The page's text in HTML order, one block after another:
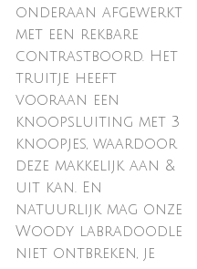
onderaan afgewerkt
met een rekbare
contrastboord. Het
truitje heeft
vooraan een
knoopsluiting met 3
knoopjes, waardoor
deze makkelijk aan &
uit kan. En
natuurlijk mag onze
Woody labradoodle
niet ontbreken, je